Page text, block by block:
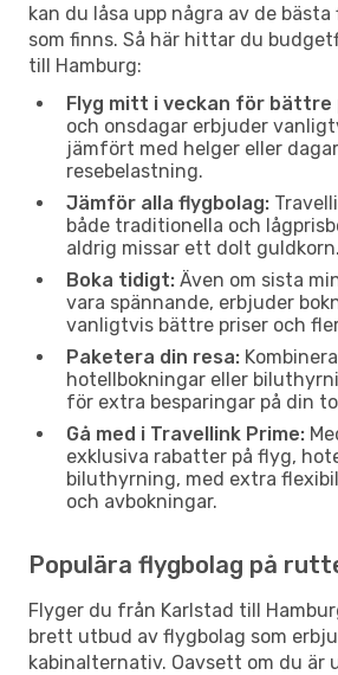
kan du låsa upp några av de
som finns. Så här hittar du
till Hamburg:
Flyg mitt i veckan för bättre
och onsdagar erbjuder
jämfört med helger eller
resebelastning.
Jämför alla flygbolag:
både traditionella och
aldrig missar ett dolt guldkorn.
Boka tidigt: Även om sista
vara spännande, erbjuder
vanligtvis bättre priser och
Paketera din resa:
hotellbokningar eller
för extra besparingar på din
Gå med i Travellink Prime:
exklusiva rabatter på flyg,
biluthyrning, med extra
och avbokningar.
Populära flygbolag på
Flyger du från Karlstad till
brett utbud av flygbolag som
kabinalternativ. Oavsett om du är